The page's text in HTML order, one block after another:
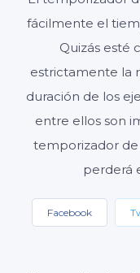
fácilmente el
Quizás esté
estrictamente la
duración de los
entre ellos son
temporizador de
perderá
Facebook
Inicio